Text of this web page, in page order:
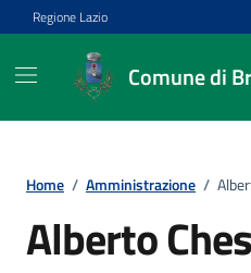
Vai ai contenuti
Vai al footer
Regione Lazio
Comune di
Home / Amministrazione /
Alberto